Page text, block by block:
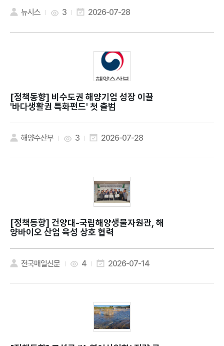
뉴시스 3 2026-07-28
[정책동향]
'바다생활권 특화펀드' 첫 출범
해양수산부 3 2026-07-28
[정책동향]
양바이오 산업 육성 상호 협력
전국매일신문 4 2026-07-14